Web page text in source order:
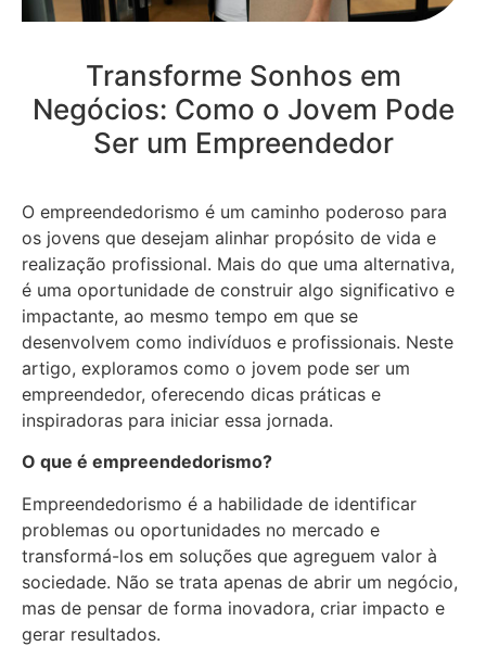
Transforme Sonhos em
Negócios: Como o Jovem Pode
Ser um Empreendedor
O empreendedorismo é um caminho poderoso para
os jovens que desejam alinhar propósito de vida e
realização profissional. Mais do que uma alternativa,
é uma oportunidade de construir algo significativo e
impactante, ao mesmo tempo em que se
desenvolvem como indivíduos e profissionais. Neste
artigo, exploramos como o jovem pode ser um
empreendedor, oferecendo dicas práticas e
inspiradoras para iniciar essa jornada.
O que é empreendedorismo?
Empreendedorismo é a habilidade de identificar
problemas ou oportunidades no mercado e
transformá-los em soluções que agreguem valor à
sociedade. Não se trata apenas de abrir um negócio,
mas de pensar de forma inovadora, criar impacto e
gerar resultados.